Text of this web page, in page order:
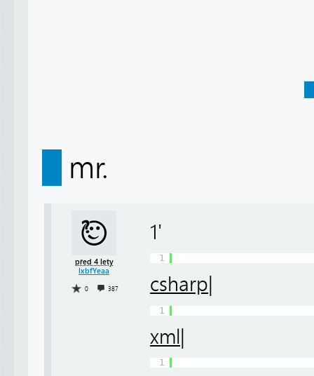
mr.
před 4 lety
lxbfYeaa
0 387
1'
1
csharp|
1
xml|
1